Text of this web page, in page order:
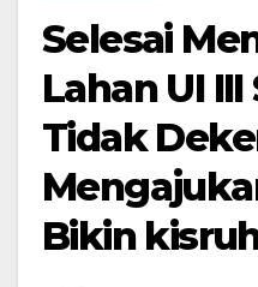
Selesai
Lahan UI
Tidak
Bikin